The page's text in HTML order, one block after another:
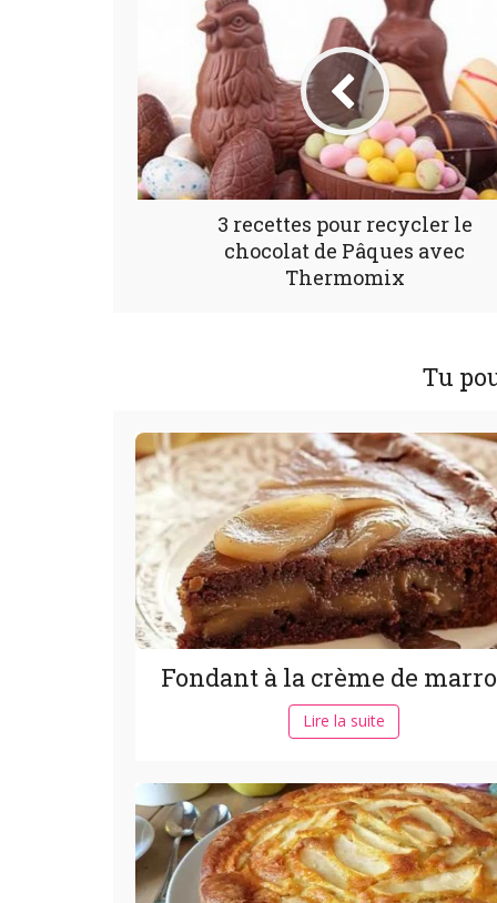
3 recettes pour recycler le
chocolat de Pâques avec
Thermomix
Tu
Fondant à la crème de
Lire la suite